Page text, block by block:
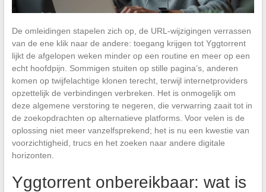
De omleidingen stapelen zich op, de URL-wijzigingen verrassen
van de ene klik naar de andere: toegang krijgen tot Yggtorrent
lijkt de afgelopen weken minder op een routine en meer op een
echt hoofdpijn. Sommigen stuiten op stille pagina’s, anderen
komen op twijfelachtige klonen terecht, terwijl internetproviders
opzettelijk de verbindingen verbreken. Het is onmogelijk om
deze algemene verstoring te negeren, die verwarring zaait tot in
de zoekopdrachten op alternatieve platforms. Voor velen is de
oplossing niet meer vanzelfsprekend; het is nu een kwestie van
voorzichtigheid, trucs en het zoeken naar andere digitale
horizonten.
Yggtorrent onbereikbaar: wat is